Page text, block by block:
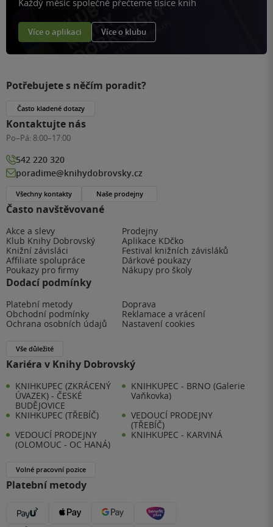
Více o aplikaci Více o klubu
Často navštěvované
Akce a slevy
Prodejny
Klub Knihy Dobrovský
Aplikace KDčko
Knižní závisláci
Festival knižních závisláků
Affiliate spolupráce
Dárkové poukazy
Poukazy pro firmy
Nákupy pro školy
Dodací podmínky
Platební metody
Doprava
Obchodní podmínky
Reklamace a vrácení
Ochrana osobních údajů
Nastavení cookies
Vše důležité
Kariéra v Knihy Dobrovský
KNIHKUPEC (ZKRÁCENÝ
ÚVAZEK) - ČESKÉ
BUDĚJOVICE
KNIHKUPEC - BRNO (Galerie
Vaňkovka)
KNIHKUPEC (TŘEBÍČ)
VEDOUCÍ PRODEJNY
(TŘEBÍČ)
VEDOUCÍ PRODEJNY
(OLOMOUC - OC HANÁ)
KNIHKUPEC - KARVINÁ
Volné pracovní pozice
Platební metody
Potřebujete s něčím poradit?
Často kladené dotazy
Kontaktujte nás
Po–Pá: 8:00–17:00
542 220 320
poradime@knihydobrovsky.cz
Všechny kontakty Naše prodejny